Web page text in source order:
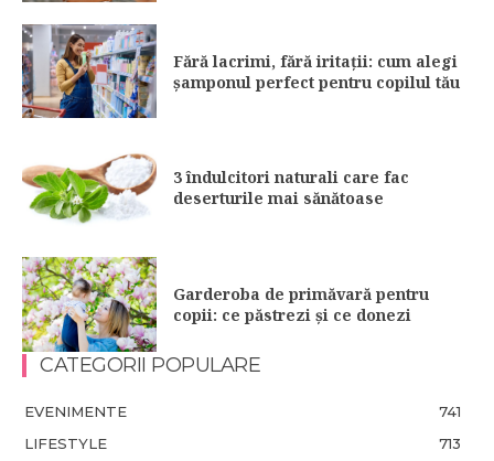
Fără lacrimi, fără iritații: cum alegi
șamponul perfect pentru copilul tău
3 îndulcitori naturali care fac
deserturile mai sănătoase
Garderoba de primăvară pentru
copii: ce păstrezi și ce donezi
CATEGORII POPULARE
EVENIMENTE
741
LIFESTYLE
713